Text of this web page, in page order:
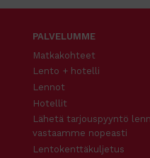
PALVELUMME
Matkakohteet
Lento + hotelli
Lennot
Hotellit
Lähetä tarjouspyyntö
vastaamme nopeasti
Lentokenttäkuljetus